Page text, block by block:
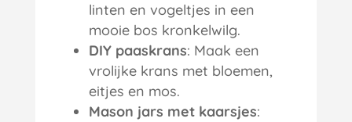
linten en vogeltjes in een
mooie bos kronkelwilg.
DIY paaskrans: Maak een
vrolijke krans met bloemen,
eitjes en mos.
Mason jars met kaarsjes: